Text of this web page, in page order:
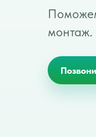
монтаж.